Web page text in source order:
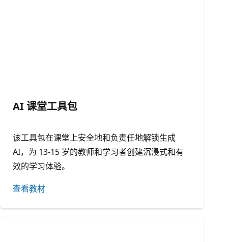
AI 课堂工具包
该工具包在课堂上安全地和负责任地解锁生成
AI，为 13-15 岁的教师和学习者创建沉浸式和有
效的学习体验。
查看教材